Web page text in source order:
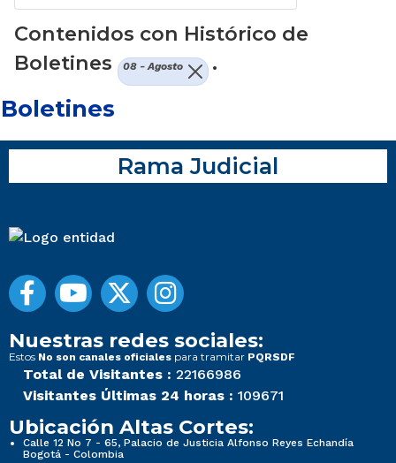
Contenidos con Histórico de
Boletines
08 - Agosto .
Boletines
Rama Judicial
Nuestras redes sociales:
Estos No son canales oficiales para tramitar PQRSDF
Total de Visitantes : 22166986
Visitantes Últimas 24 horas : 109671
Ubicación Altas Cortes:
Calle 12 No 7 - 65, Palacio de Justicia Alfonso Reyes Echandía
Bogotá - Colombia